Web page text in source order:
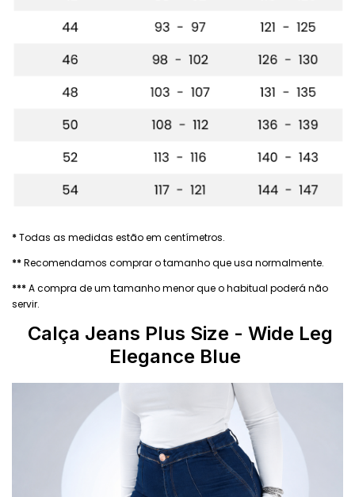
*Todas as medidas estão em centímetros.
**Recomendamos comprar o tamanho que usa normalmente.
***A compra de um tamanho menor que o habitual poderá não
servir.
Calça Jeans Plus Size - Wide Leg
Elegance Blue